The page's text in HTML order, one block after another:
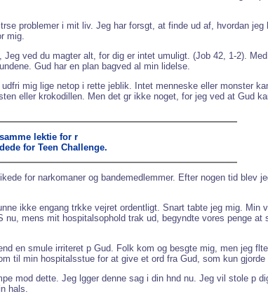
problemer i mit liv. Jeg har forsgt, at finde ud af, hvordan
mig.
ved du magter alt, for dig er intet umuligt. (Job 42, 1-2).
Gud har en plan bagved al min lidelse.
mig lige netop i rette jeblik. Intet menneske eller monster
eller krokodillen. Men det gr ikke noget, for jeg ved at Gud
lektie for r
for Teen Challenge.
for narkomaner og bandemedlemmer. Efter nogen tid blev
ikke engang trkke vejret ordentligt. Snart tabte jeg mig. Min
mens mit hospitalsophold trak ud, begyndte vores penge at
en smule irriteret p Gud. Folk kom og besgte mig, men jeg
til min hospitalsstue for at give et ord fra Gud, som kun
mod dette. Jeg lgger denne sag i din hnd nu. Jeg vil stole p
hals.